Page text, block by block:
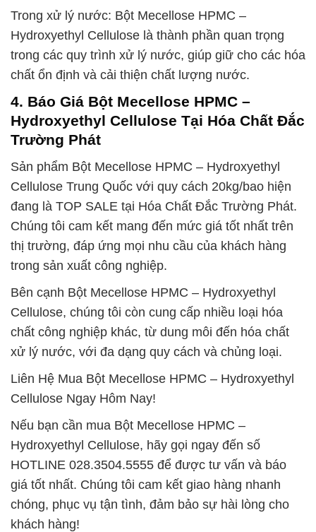
Trong xử lý nước: Bột Mecellose HPMC –
Hydroxyethyl Cellulose là thành phần quan trọng
trong các quy trình xử lý nước, giúp giữ cho các hóa
chất ổn định và cải thiện chất lượng nước.
4. Báo Giá Bột Mecellose HPMC –
Hydroxyethyl Cellulose Tại Hóa Chất Đắc
Trường Phát
Sản phẩm Bột Mecellose HPMC – Hydroxyethyl
Cellulose Trung Quốc với quy cách 20kg/bao hiện
đang là TOP SALE tại Hóa Chất Đắc Trường Phát.
Chúng tôi cam kết mang đến mức giá tốt nhất trên
thị trường, đáp ứng mọi nhu cầu của khách hàng
trong sản xuất công nghiệp.
Bên cạnh Bột Mecellose HPMC – Hydroxyethyl
Cellulose, chúng tôi còn cung cấp nhiều loại hóa
chất công nghiệp khác, từ dung môi đến hóa chất
xử lý nước, với đa dạng quy cách và chủng loại.
Liên Hệ Mua Bột Mecellose HPMC – Hydroxyethyl
Cellulose Ngay Hôm Nay!
Nếu bạn cần mua Bột Mecellose HPMC –
Hydroxyethyl Cellulose, hãy gọi ngay đến số
HOTLINE 028.3504.5555 để được tư vấn và báo
giá tốt nhất. Chúng tôi cam kết giao hàng nhanh
chóng, phục vụ tận tình, đảm bảo sự hài lòng cho
khách hàng!